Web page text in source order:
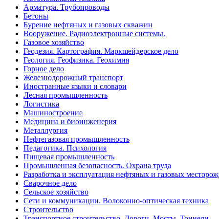
Арматура. Трубопроводы
Бетоны
Бурение нефтяных и газовых скважин
Вооружение. Радиоэлектронные системы.
Газовое хозяйство
Геодезия. Картография. Маркшейдерское дело
Геология. Геофизика. Геохимия
Горное дело
Железнодорожный транспорт
Иностранные языки и словари
Лесная промышленность
Логистика
Машиностроение
Медицина и биоинженерия
Металлургия
Нефтегазовая промышленность
Педагогика. Психология
Пищевая промышленность
Промышленная безопасность. Охрана труда
Разработка и эксплуатация нефтяных и газовых
Сварочное дело
Сельское хозяйство
Сети и коммуникации. Волоконно-оптическая техника
Строительство